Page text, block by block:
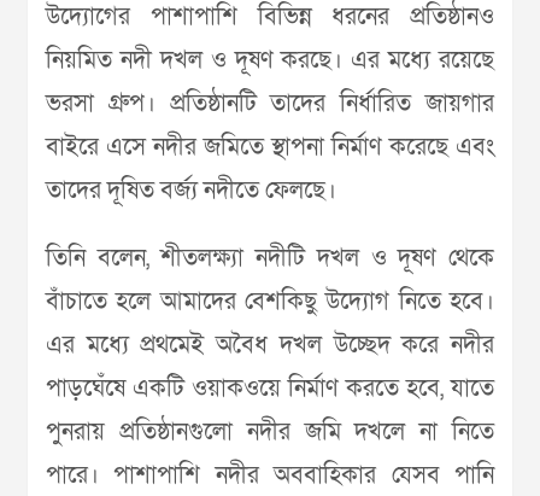
উদ্যোগের পাশাপাশি বিভিন্ন ধরনের প্রতিষ্ঠানও
নিয়মিত নদী দখল ও দূষণ করছে। এর মধ্যে রয়েছে
ভরসা গ্রুপ। প্রতিষ্ঠানটি তাদের নির্ধারিত জায়গার
বাইরে এসে নদীর জমিতে স্থাপনা নির্মাণ করেছে এবং
তাদের দূষিত বর্জ্য নদীতে ফেলছে।
তিনি বলেন, শীতলক্ষ্যা নদীটি দখল ও দূষণ থেকে
বাঁচাতে হলে আমাদের বেশকিছু উদ্যোগ নিতে হবে।
এর মধ্যে প্রথমেই অবৈধ দখল উচ্ছেদ করে নদীর
পাড়ঘেঁষে একটি ওয়াকওয়ে নির্মাণ করতে হবে, যাতে
পুনরায় প্রতিষ্ঠানগুলো নদীর জমি দখলে না নিতে
পারে। পাশাপাশি নদীর অববাহিকার যেসব পানি